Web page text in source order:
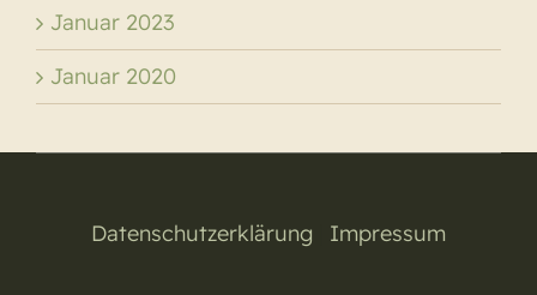
Januar 2023
Januar 2020
Datenschutzerklärung Impressum